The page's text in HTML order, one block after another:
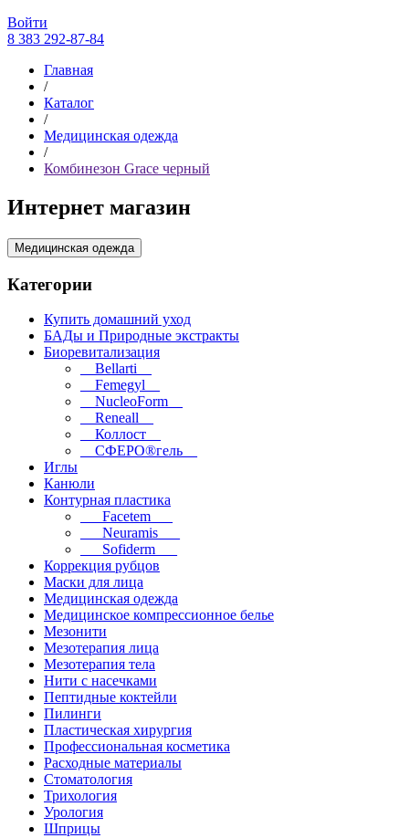
Войти
8 383 292-87-84
Главная
/
Каталог
/
Медицинская одежда
/
Комбинезон Grace черный
Интернет магазин
Медицинская одежда
Категории
Купить домашний уход
БАДы и Природные экстракты
Биоревитализация
__Bellarti__
__Femegyl__
__NucleoForm__
__Reneall__
__Коллост__
__СФЕРО®гель__
Иглы
Канюли
Контурная пластика
___Facetem___
___Neuramis___
___Sofiderm___
Коррекция рубцов
Маски для лица
Медицинская одежда
Медицинское компрессионное белье
Мезонити
Мезотерапия лица
Мезотерапия тела
Нити с насечками
Пептидные коктейли
Пилинги
Пластическая хирургия
Профессиональная косметика
Расходные материалы
Стоматология
Трихология
Урология
Шприцы